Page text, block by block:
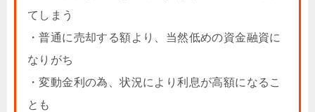
てしまう
・普通に売却する額より、当然低めの資金融資に
なりがち
・変動金利の為、状況により利息が高額になるこ
とも